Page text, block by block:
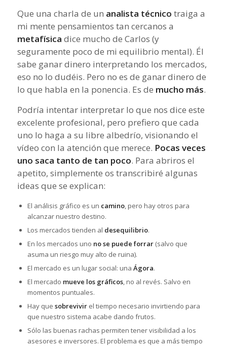
Que una charla de un analista técnico traiga a
mi mente pensamientos tan cercanos a
metafísica dice mucho de Carlos (y
seguramente poco de mi equilibrio mental). Él
sabe ganar dinero interpretando los mercados,
eso no lo dudéis. Pero no es de ganar dinero de
lo que habla en la ponencia. Es de mucho más.
Podría intentar interpretar lo que nos dice este
excelente profesional, pero prefiero que cada
uno lo haga a su libre albedrío, visionando el
vídeo con la atención que merece. Pocas veces
uno saca tanto de tan poco. Para abriros el
apetito, simplemente os transcribiré algunas
ideas que se explican:
El análisis gráfico es un camino, pero hay otros para
alcanzar nuestro destino.
Los mercados tienden al desequilibrio.
En los mercados uno no se puede forrar(salvo que
asuma un riesgo muy alto de ruina).
El mercado es un lugar social: una Ágora.
El mercado mueve los gráficos, no al revés. Salvo en
momentos puntuales.
Hay que sobrevivirel tiempo necesario invirtiendo para
que nuestro sistema acabe dando frutos.
Sólo las buenas rachas permiten tener visibilidad a los
asesores e inversores. El problema es que a más tiempo